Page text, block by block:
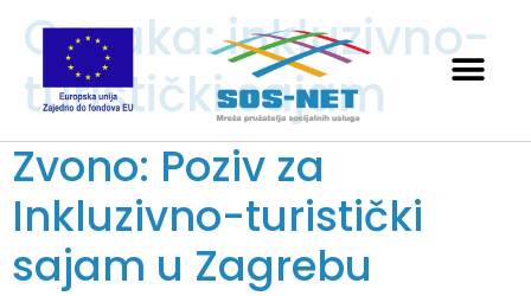
Oznaka:inkluzivno-
turistički sajam
Zvono: Poziv za
Inkluzivno-turistički
sajam u Zagrebu